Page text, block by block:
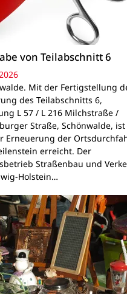
von Teilabschnitt 6
Mit der Fertigstellung
des Teilabschnitts 6,
L 57 / L 216 Milchstraße /
Straße, Schönwalde, ist
Erneuerung der
erreicht. Der
Straßenbau und
Holstein…